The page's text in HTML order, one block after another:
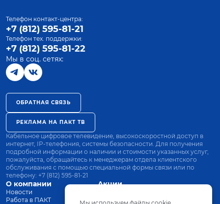
О компании
Новости
Работа в ПАКТ
Акции
Оплата
Телефон контакт-центра:
+7 (812) 595-81-21
Телефон тех. поддержки:
+7 (812) 595-81-22
Мы в соц. сетях:
ОБРАТНАЯ СВЯЗЬ
РЕКЛАМА НА ПАКТ ТВ
Кабельное цифровое телевидение, высокоскоростной доступ в
интернет, IP-телефония, системы безопасности. Для получения
подробной информации о наличии и стоимости указанных услуг,
пожалуйста, обращайтесь к менеджерам отдела клиентского
обслуживания с помощью специальной формы связи или по
телефону: +7 (812) 595-81-21